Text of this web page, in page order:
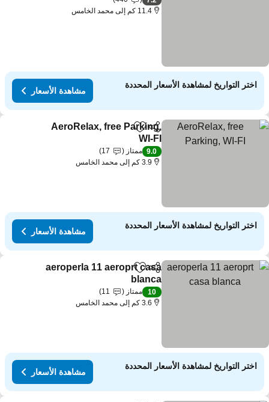
11.4 كم إلى محمد الخامس
اختر التواريخ لمشاهدة الأسعار المحددة
مشاهدة الأسعار
مشاركةAdd to favorites
AeroRelax, free Parking,
WI-FI
9.0 ممتاز
17
3.9 كم إلى محمد الخامس
اختر التواريخ لمشاهدة الأسعار المحددة
مشاهدة الأسعار
مشاركةAdd to favorites
aeroperla 11 aeroprt casa
blanca
10 ممتاز
11
3.6 كم إلى محمد الخامس
اختر التواريخ لمشاهدة الأسعار المحددة
مشاهدة الأسعار